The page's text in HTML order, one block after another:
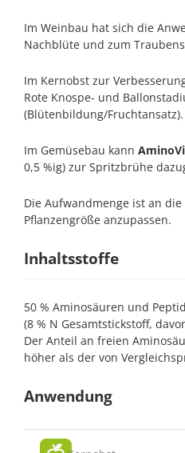
Im Weinbau hat sich die
Nachblüte und zum
Im Kernobst zur
Rote Knospe- und
(Blütenbildung/Fruchtansatz).
Im Gemüsebau kann
0,5 %ig) zur Spritzbrühe
Die Aufwandmenge ist an
Pflanzengröße anzupassen.
Inhaltsstoffe
50 % Aminosäuren und
(8 % N Gesamtstickstoff,
Der Anteil an freien
höher als der von
Anwendung